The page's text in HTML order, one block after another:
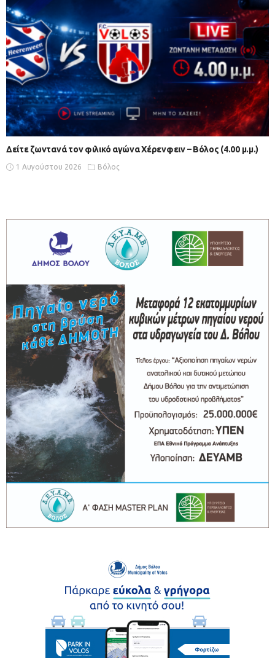
Δείτε ζωντανά τον φιλικό αγώνα Χέρενφειν – Βόλος (4.00 μ.μ.)
1 Αυγούστου 2026 Βόλος